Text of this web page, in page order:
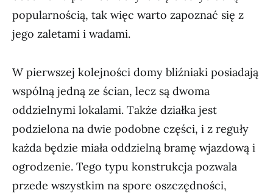
popularnością, tak więc warto zapoznać się z
jego zaletami i wadami.
W pierwszej kolejności domy bliźniaki posiadają
wspólną jedną ze ścian, lecz są dwoma
oddzielnymi lokalami. Także działka jest
podzielona na dwie podobne części, i z reguły
każda będzie miała oddzielną bramę wjazdową i
ogrodzenie. Tego typu konstrukcja pozwala
przede wszystkim na spore oszczędności,